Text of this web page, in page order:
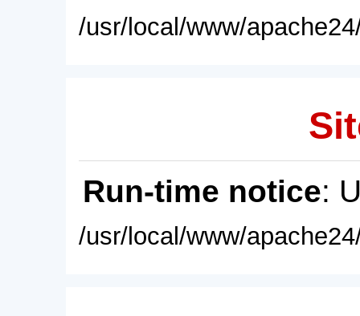
/usr/local/www/
Run-time notice:
/usr/local/www/